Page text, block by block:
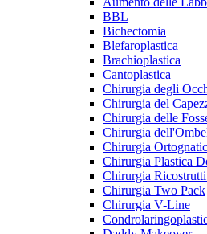
BBL
Bichectomia
Blefaroplastica
Brachioplastica
Cantoplastica
Chirurgia degli
Chirurgia del
Chirurgia delle
Chirurgia
Chirurgia
Chirurgia Plastica
Chirurgia
Chirurgia Two Pack
Chirurgia V-Line